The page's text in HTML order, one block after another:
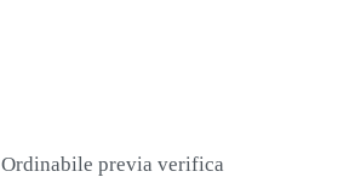
è:
Ordinabile previa verifica